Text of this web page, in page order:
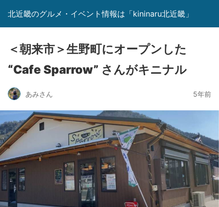
北近畿のグルメ・イベント情報は「kininaru北近畿」
＜朝来市＞生野町にオープンした
“Cafe Sparrow” さんがキニナル
あみさん 5年前